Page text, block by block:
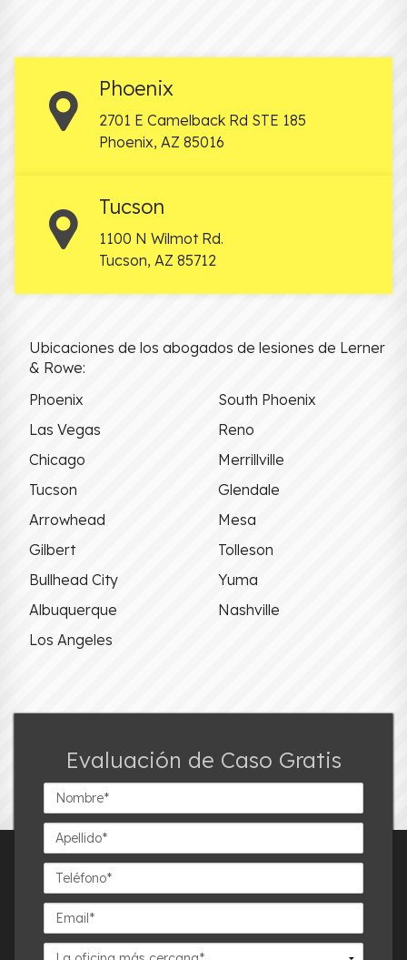
Phoenix
2701 E Camelback Rd STE 185
Phoenix, AZ 85016
Tucson
1100 N Wilmot Rd.
Tucson, AZ 85712
Ubicaciones de los abogados de lesiones de Lerner
& Rowe:
Phoenix
South Phoenix
Las Vegas
Reno
Chicago
Merrillville
Tucson
Glendale
Arrowhead
Mesa
Gilbert
Tolleson
Bullhead City
Yuma
Albuquerque
Nashville
Los Angeles
Evaluación de Caso Gratis
Nombre*
Apellido*
Teléfono*
Email*
La